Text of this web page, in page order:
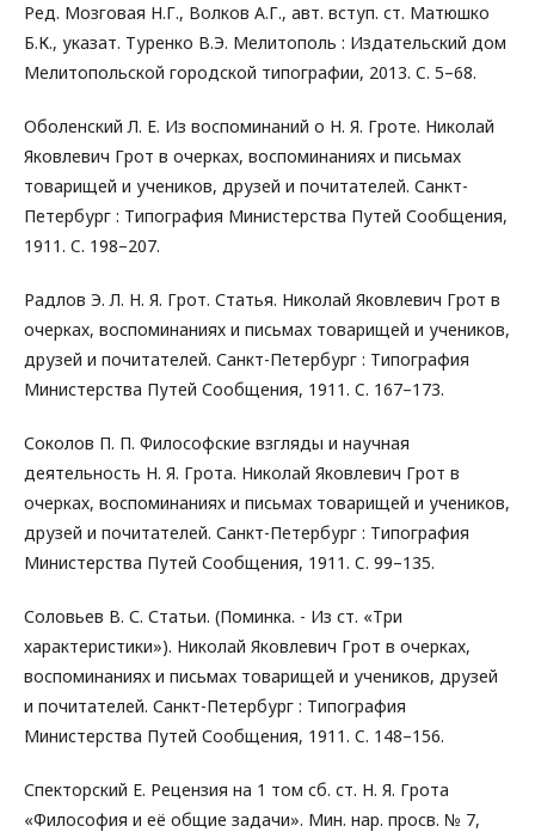
Ред. Мозговая Н.Г., Волков А.Г., авт. вступ. ст. Матюшко
Б.К., указат. Туренко В.Э. Мелитополь : Издательский дом
Мелитопольской городской типографии, 2013. C. 5–68.
Оболенский Л. Е. Из воспоминаний о Н. Я. Гроте. Николай
Яковлевич Грот в очерках, воспоминаниях и письмах
товарищей и учеников, друзей и почитателей. Санкт-
Петербург : Типография Министерства Путей Сообщения,
1911. C. 198–207.
Радлов Э. Л. Н. Я. Грот. Статья. Николай Яковлевич Грот в
очерках, воспоминаниях и письмах товарищей и учеников,
друзей и почитателей. Санкт-Петербург : Типография
Министерства Путей Сообщения, 1911. C. 167–173.
Соколов П. П. Философские взгляды и научная
деятельность Н. Я. Грота. Николай Яковлевич Грот в
очерках, воспоминаниях и письмах товарищей и учеников,
друзей и почитателей. Санкт-Петербург : Типография
Министерства Путей Сообщения, 1911. C. 99–135.
Соловьев В. С. Статьи. (Поминка. - Из ст. «Три
характеристики»). Николай Яковлевич Грот в очерках,
воспоминаниях и письмах товарищей и учеников, друзей
и почитателей. Санкт-Петербург : Типография
Министерства Путей Сообщения, 1911. C. 148–156.
Спекторский Е. Рецензия на 1 том сб. ст. Н. Я. Грота
«Философия и её общие задачи». Мин. нар. просв. № 7,